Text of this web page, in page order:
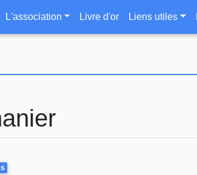
au
contenu
L'association Livre d'or Liens utiles